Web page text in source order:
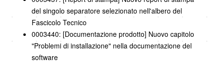
del singolo separatore selezionato nell'albero del
Fascicolo Tecnico
0003440: [Documentazione prodotto] Nuovo capitolo
"Problemi di installazione" nella documentazione del
software